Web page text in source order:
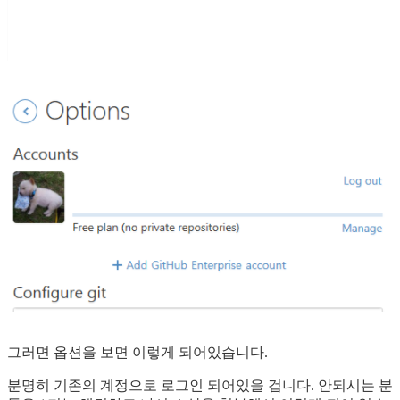
그러면 옵션을 보면 이렇게 되어있습니다.
분명히 기존의 계정으로 로그인 되어있을 겁니다. 안되시는 분